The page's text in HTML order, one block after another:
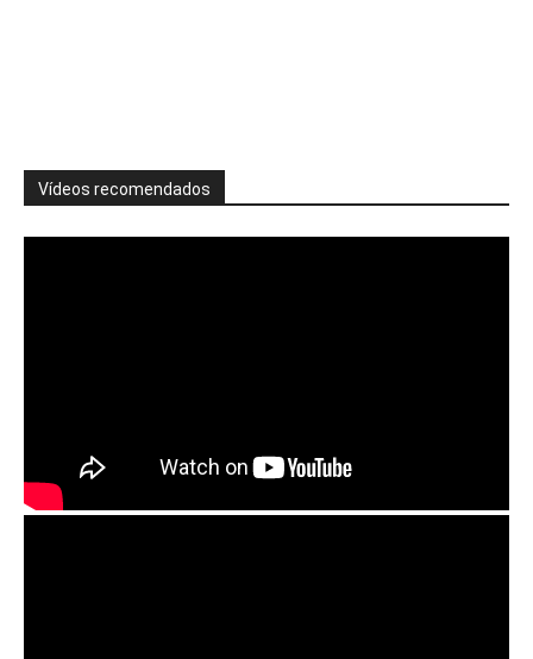
Vídeos recomendados